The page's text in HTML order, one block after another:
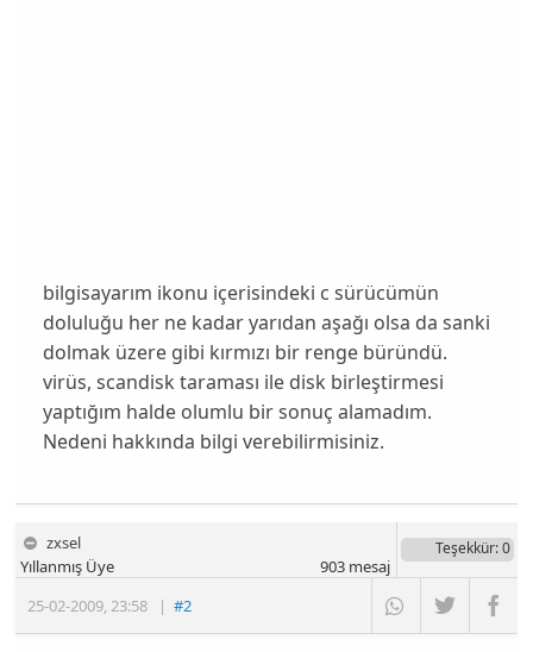
bilgisayarım ikonu içerisindeki c sürücümün
doluluğu her ne kadar yarıdan aşağı olsa da sanki
dolmak üzere gibi kırmızı bir renge büründü.
virüs, scandisk taraması ile disk birleştirmesi
yaptığım halde olumlu bir sonuç alamadım.
Nedeni hakkında bilgi verebilirmisiniz.
zxsel
25-02-2009,23:58 |#2
Yıllanmış Üye
Teşekkür: 0
903mesaj